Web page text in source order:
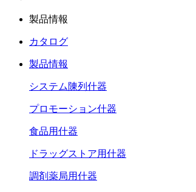
製品情報
カタログ
製品情報
システム陳列什器
プロモーション什器
食品用什器
ドラッグストア用什器
調剤薬局用什器